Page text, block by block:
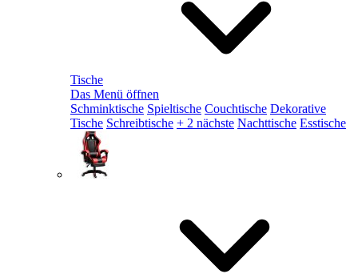
Tische
Das Menü öffnen
Schminktische Spieltische Couchtische Dekorative
Tische Schreibtische + 2 nächste Nachttische Esstische